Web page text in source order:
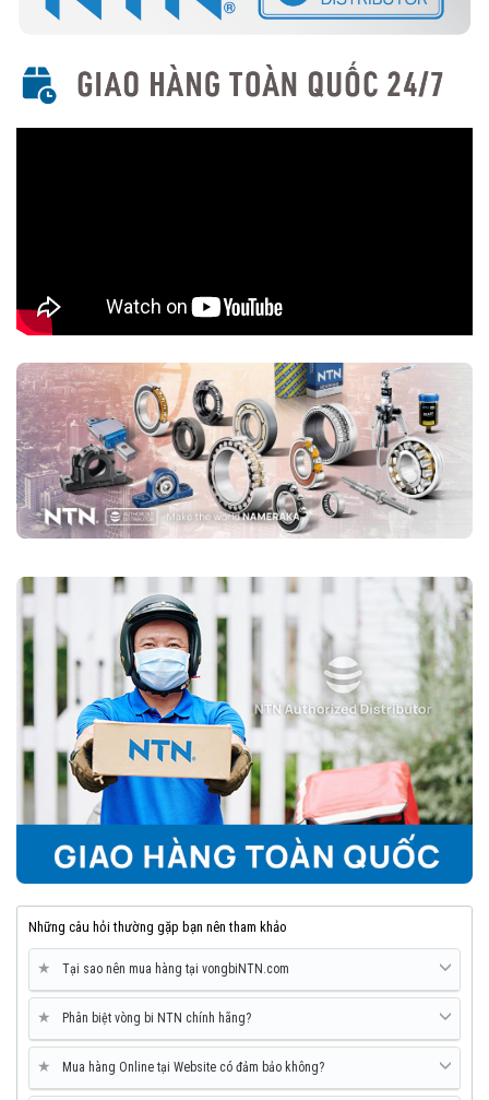
nước, bụi bẩn, phù hợp cho môi trường khắc nghiệt.
Với thiết kế linh hoạt và hiệu suất cao, vòng bi cầu rãnh sâu NTN
được sử dụng rộng rãi trong nhiều ngành công nghiệp, bao gồm:
Xác định kích thước: Đo đường kính trong (d), đường kính
ngoài (D), độ dày (B) để chọn đúng loại.
dầu (LL) hay loại mở tùy theo điều kiện làm việc.
Chọn thương hiệu NTN chính hãng: Tránh hàng giả bằng cách
mua từĐại lý uỷ quyền NTN
7. Kết Luận
Vòng bi cầu rãnh sâu NTN là một trong những loại vòng bi đáng tin
cậy nhất trên thị trường, nhờ vào độ bền cao, vận hành êm ái và khả
8. Mua vòng bi bạc đạn NTN chính hãng ở đâu?
Trên thị trường vòng bi bạc đạn NTN bị làm giả rất nhiều, để lựa
chọn mua đúng vòng bi NTN chính hãng Bạn nên lựa chọn
Đại lý uỷ
quyền NTNđể đảm nguồn gốc sản phẩm chính hãng. VOBICO
vongbiNTN.com) làĐại lý uỷ quyền vòng bi NTN chính hãng
tại Việt Nam
. Liên hệ ngay với chúng tôi nếu Bạn cần tư vấn loại
vòng bi NTN phù hợp với ứng dụng của mình.
Những câu hỏi thường gặp bạn nên tham khảo
★ Tại sao nên mua hàng tại vongbiNTN.com
★ Phân biệt vòng bi NTN chính hãng?
★ Mua hàng Online tại Website có đảm bảo không?